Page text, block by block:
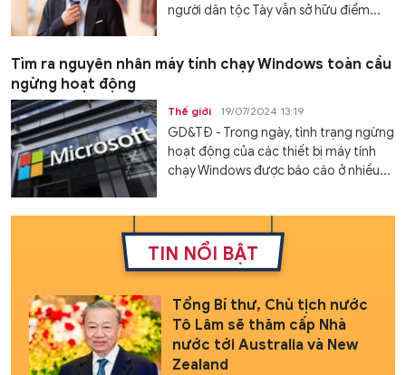
người dân tộc Tày vẫn sở hữu điểm...
Tìm ra nguyên nhân máy tính chạy Windows toàn cầu
ngừng hoạt động
Thế giới 19/07/2024 13:19
GD&TĐ - Trong ngày, tình trạng ngừng
hoạt động của các thiết bị máy tính
chạy Windows được báo cáo ở nhiều...
TIN NỔI BẬT
Tổng Bí thư, Chủ tịch nước
Tô Lâm sẽ thăm cấp Nhà
nước tới Australia và New
Zealand